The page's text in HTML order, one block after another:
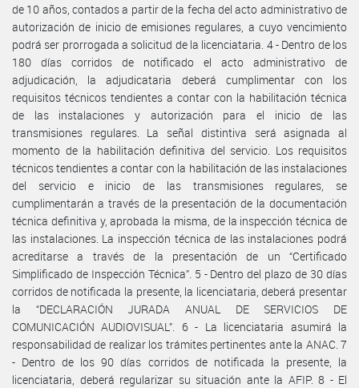
de 10 años, contados a partir de la fecha del acto administrativo de
autorización de inicio de emisiones regulares, a cuyo vencimiento
podrá ser prorrogada a solicitud de la licenciataria. 4 - Dentro de los
180 días corridos de notificado el acto administrativo de
adjudicación, la adjudicataria deberá cumplimentar con los
requisitos técnicos tendientes a contar con la habilitación técnica
de las instalaciones y autorización para el inicio de las
transmisiones regulares. La señal distintiva será asignada al
momento de la habilitación definitiva del servicio. Los requisitos
técnicos tendientes a contar con la habilitación de las instalaciones
del servicio e inicio de las transmisiones regulares, se
cumplimentarán a través de la presentación de la documentación
técnica definitiva y, aprobada la misma, de la inspección técnica de
las instalaciones. La inspección técnica de las instalaciones podrá
acreditarse a través de la presentación de un “Certificado
Simplificado de Inspección Técnica”. 5 - Dentro del plazo de 30 días
corridos de notificada la presente, la licenciataria, deberá presentar
la “DECLARACIÓN JURADA ANUAL DE SERVICIOS DE
COMUNICACIÓN AUDIOVISUAL”. 6 - La licenciataria asumirá la
responsabilidad de realizar los trámites pertinentes ante la ANAC. 7
- Dentro de los 90 días corridos de notificada la presente, la
licenciataria, deberá regularizar su situación ante la AFIP. 8 - El